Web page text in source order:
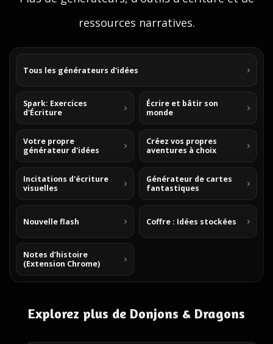
ressources narratives.
Tous les générateurs d'idées
Spark: Exercices
d'Écriture
Écrire et bâtir son
monde
Votre propre
générateur d'idées
Créez vos propres
aventures à choix
Incitations d'écriture
visuelles
Générateur de cartes
fantastiques
Nouvelle flash Coffre : Idées stockées
Notes d’histoire
(Extension Chrome)
Explorez plus de Donjons & Dragons